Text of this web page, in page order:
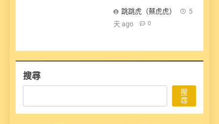
跳跳虎（蔡虎虎）
5
天 ago
0
搜尋
搜
尋